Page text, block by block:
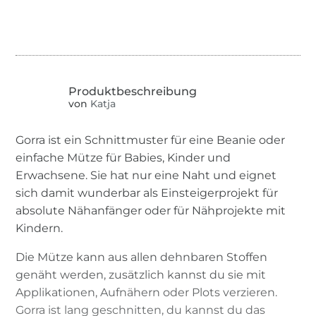
von Katja
Gorra ist ein Schnittmuster für eine Beanie oder
einfache Mütze für Babies, Kinder und
Erwachsene. Sie hat nur eine Naht und eignet
sich damit wunderbar als Einsteigerprojekt für
absolute Nähanfänger oder für Nähprojekte mit
Kindern.
Die Mütze kann aus allen dehnbaren Stoffen
genäht werden, zusätzlich kannst du sie mit
Applikationen, Aufnähern oder Plots verzieren.
Gorra ist lang geschnitten, du kannst du das